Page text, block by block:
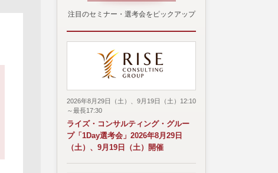
注目のセミナー・選考会をピックアップ
2026年8月29日（土）、9月19日（土）12:10
～最長17:30
ライズ・コンサルティング・グルー
プ「1Day選考会」2026年8月29日
（土）、9月19日（土）開催